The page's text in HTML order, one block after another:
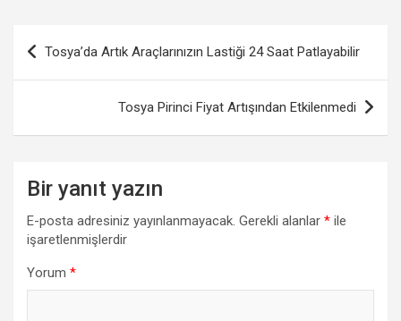
Yazı
gezinmesi
Tosya’da Artık Araçlarınızın Lastiği 24 Saat Patlayabilir
Tosya Pirinci Fiyat Artışından Etkilenmedi
Bir yanıt yazın
E-posta adresiniz yayınlanmayacak. Gerekli alanlar * ile
işaretlenmişlerdir
Yorum *